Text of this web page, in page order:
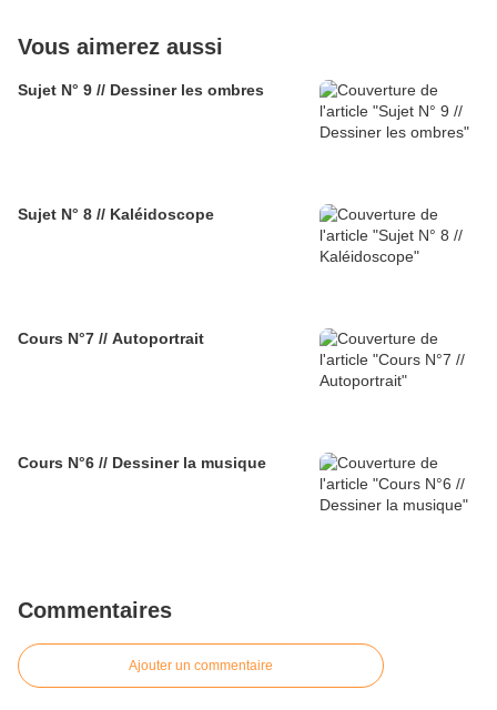
Vous aimerez aussi
Sujet N° 9 // Dessiner les ombres
Sujet N° 8 // Kaléidoscope
Cours N°7 // Autoportrait
Cours N°6 // Dessiner la musique
Commentaires
Ajouter un commentaire